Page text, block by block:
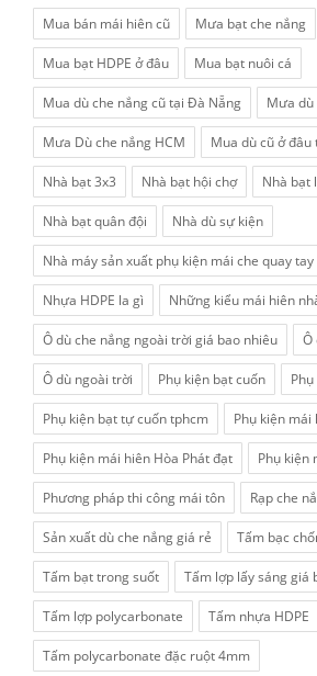
Mua bán mái hiên cũ Mưa bạt che nắng
Mua bạt HDPE ở đâu Mua bạt nuôi cá
Mua dù che nắng cũ tại Đà Nẵng Mưa dù
Mưa Dù che nắng HCM Mua dù cũ ở đâu
Nhà bạt 3x3 Nhà bạt hội chợ Nhà bạt
Nhà bạt quân đội Nhà dù sự kiện
Nhà máy sản xuất phụ kiện mái che quay tay
Nhựa HDPE la gì Những kiểu mái hiên
Ô dù che nắng ngoài trời giá bao nhiêu Ô
Ô dù ngoài trời Phụ kiện bạt cuốn
Phụ kiện bạt tự cuốn tphcm Phụ kiện mái
Phụ kiện mái hiên Hòa Phát đạt Phụ kiện
Phương pháp thi công mái tôn Rạp che
Sản xuất dù che nắng giá rẻ Tấm bạc
Tấm bạt trong suốt Tấm lợp lấy sáng giá
Tấm lợp polycarbonate Tấm nhựa HDPE
Tấm polycarbonate đặc ruột 4mm